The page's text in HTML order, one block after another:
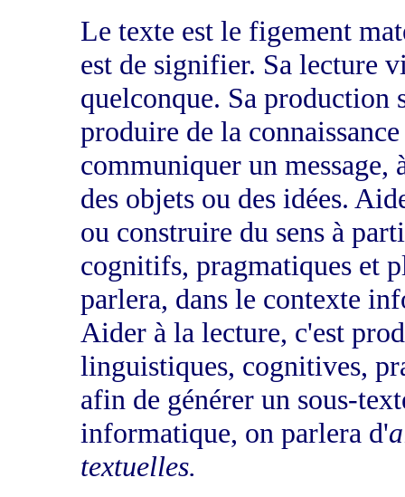
Le texte est le figement
est de signifier. Sa lecture
quelconque. Sa production
produire de la
communiquer un message,
des objets ou des idées.
ou construire du sens à
cognitifs, pragmatiques et
parlera, dans le contexte
Aider à la lecture, c'est
linguistiques, cognitives,
afin de générer un sous-
informatique, on parlera d'
textuelles.